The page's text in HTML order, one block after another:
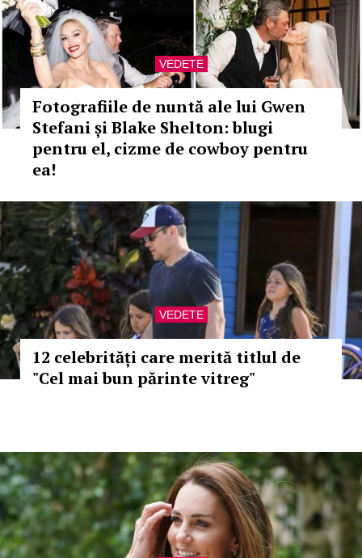
VEDETE
Fotografiile de nuntă ale lui Gwen
Stefani și Blake Shelton: blugi
pentru el, cizme de cowboy pentru
ea!
VEDETE
12 celebrități care merită titlul de
"Cel mai bun părinte vitreg"